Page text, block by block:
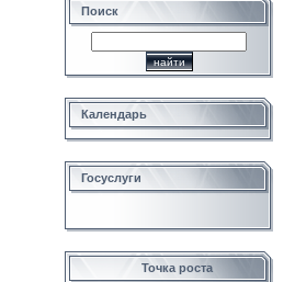
Поиск
Календарь
Госуслуги
Точка роста